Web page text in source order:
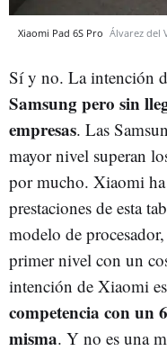
Xiaomi Pad 6S Pro Álvarez del
Sí y no. La intención
Samsung pero sin
empresas. Las
mayor nivel superan
por mucho. Xiaomi ha
prestaciones de esta
modelo de
primer nivel con un
intención de Xiaomi es
competencia con un
misma. Y no es una